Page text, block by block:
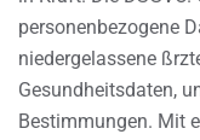
personenbezogene
niedergelassene
Gesundheitsdaten,
Bestimmungen. Mit